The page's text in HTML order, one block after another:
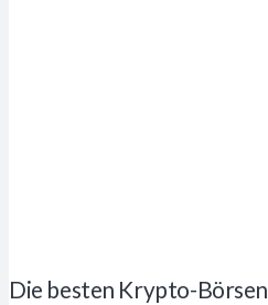
Die besten Krypto-Börsen